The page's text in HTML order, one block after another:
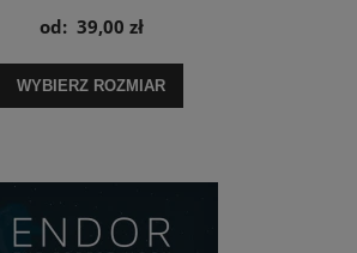
od: 39,00 zł
WYBIERZ ROZMIAR